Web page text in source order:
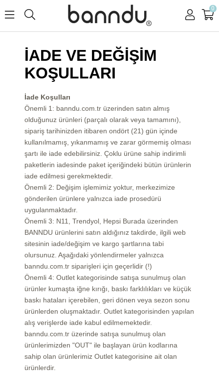
0
İADE VE DEĞİŞİM
KOŞULLARI
İade Koşulları
Önemli 1: banndu.com.tr üzerinden satın almış
olduğunuz ürünleri (parçalı olarak veya tamamını),
sipariş tarihinizden itibaren ondört (21) gün içinde
kullanılmamış, yıkanmamış ve zarar görmemiş olması
şartı ile iade edebilirsiniz. Çoklu ürüne sahip indirimli
paketlerin iadesinde paket içeriğindeki bütün ürünlerin
iade edilmesi gerekmektedir.
Önemli 2: Değişim işlemimiz yoktur, merkezimize
gönderilen ürünlere yalnızca iade prosedürü
uygulanmaktadır.
Önemli 3: N11, Trendyol, Hepsi Burada üzerinden
BANNDU ürünlerini satın aldığınız takdirde, ilgili web
sitesinin iade/değişim ve kargo şartlarına tabi
olursunuz. Aşağıdaki yönlendirmeler yalnızca
banndu.com.tr siparişleri için geçerlidir (!)
Önemli 4: Outlet kategorisinde satışa sunulmuş olan
ürünler kumaşta iğne kırığı, baskı farklılıkları ve küçük
baskı hataları içerebilen, geri dönen veya sezon sonu
ürünlerden oluşmaktadır. Outlet kategorisinden yapılan
alış verişlerde iade kabul edilmemektedir.
banndu.com.tr üzerinde satışa sunulmuş olan
ürünlerimizden "OUT" ile başlayan ürün kodlarına
sahip olan ürünlerimiz Outlet kategorisine ait olan
ürünlerdir.